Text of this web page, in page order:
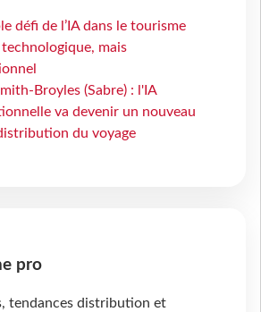
défi de l’IA dans le tourisme
technologique, mais
Broyles (Sabre) : l'IA
va devenir un nouveau
du voyage
pro
tendances distribution et